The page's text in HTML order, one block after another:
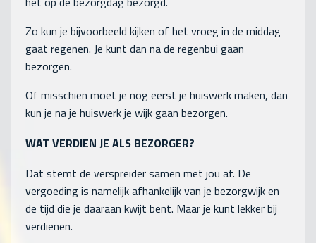
Zo kun je bijvoorbeeld kijken of het vroeg in de middag
gaat regenen. Je kunt dan na de regenbui gaan
bezorgen.
Of misschien moet je nog eerst je huiswerk maken, dan
kun je na je huiswerk je wijk gaan bezorgen.
WAT VERDIEN JE ALS BEZORGER?
Dat stemt de verspreider samen met jou af. De
vergoeding is namelijk afhankelijk van je bezorgwijk en
de tijd die je daaraan kwijt bent. Maar je kunt lekker bij
verdienen.